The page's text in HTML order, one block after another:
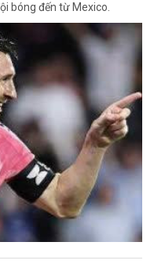
bóng đến từ Mexico.